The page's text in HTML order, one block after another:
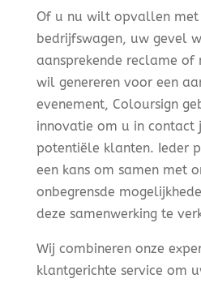
Of u nu wilt opvallen met
bedrijfswagen, uw gevel
aansprekende reclame of
wil genereren voor een
evenement, Coloursign
innovatie om u in contact
potentiële klanten. Ieder
een kans om samen met
onbegrensde
deze samenwerking te
Wij combineren onze
klantgerichte service om